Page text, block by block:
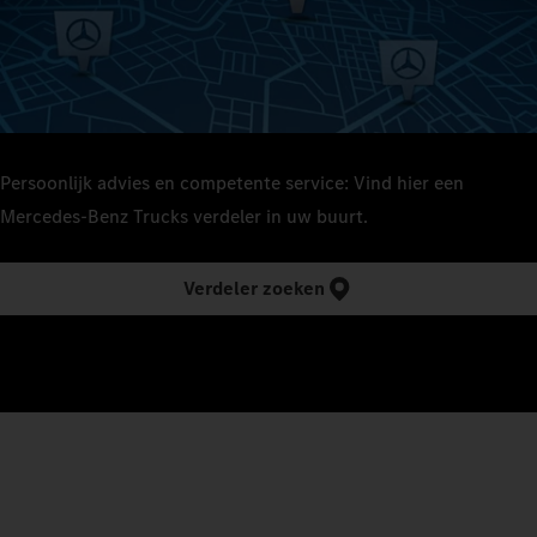
Persoonlijk advies en competente service: Vind hier een
Mercedes‑Benz Trucks verdeler in uw buurt.
Verdeler zoeken